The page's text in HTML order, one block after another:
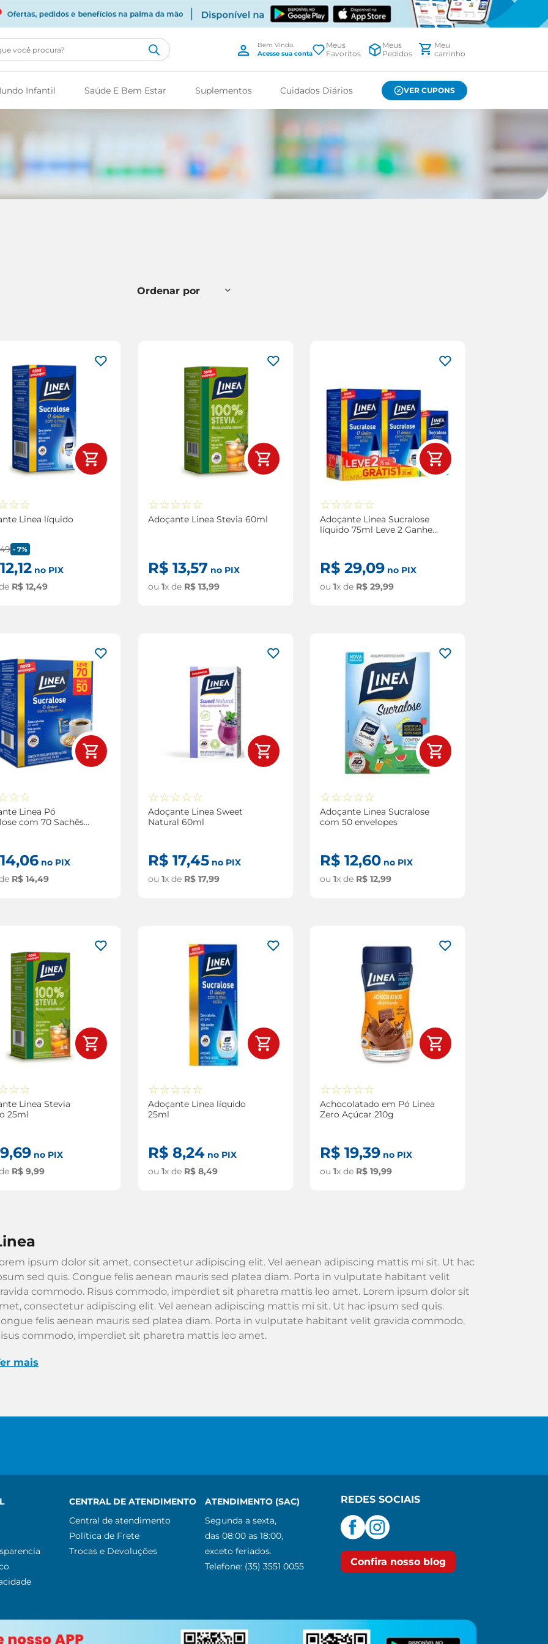
procura?
Meus
Favoritos
Meus
Pedidos
Infantil Saúde E Bem Estar Suplementos Cuidados Diários VER CUPONS
☆☆
Linea líquido
49 -7%
12,12 no PIX
R$ 12,49
☆☆☆☆☆
Adoçante Linea Stevia 60ml
R$ 13,57 no PIX
ou 1x de R$ 13,99
☆☆☆☆☆
Adoçante Linea Sucralose
líquido 75ml Leve 2 Ganhe
R$ 29,09no PIX
ou 1x de R$ 29,99
☆☆
Linea Pó
com 70 Sachês
14,06 no PIX
R$ 14,49
☆☆☆☆☆
Adoçante Linea Sweet
Natural 60ml
R$ 17,45no PIX
ou 1x de R$ 17,99
☆☆☆☆☆
Adoçante Linea Sucralose
com 50 envelopes
R$ 12,60no PIX
ou 1x de R$ 12,99
☆☆
Linea Stevia
25ml
9,69 no PIX
R$ 9,99
☆☆☆☆☆
Adoçante Linea líquido
25ml
R$ 8,24no PIX
ou 1x de R$ 8,49
☆☆☆☆☆
Achocolatado em Pó Linea
Zero Açúcar 210g
R$ 19,39no PIX
ou 1x de R$ 19,99
linea
ipsum dolor sit amet, consectetur adipiscing elit. Vel aenean adipiscing mattis mi sit. Ut hac
sed quis. Congue felis aenean mauris sed platea diam. Porta in vulputate habitant velit
commodo. Risus commodo, imperdiet sit pharetra mattis leo amet. Lorem ipsum dolor sit
consectetur adipiscing elit. Vel aenean adipiscing mattis mi sit. Ut hac ipsum sed quis.
felis aenean mauris sed platea diam. Porta in vulputate habitant velit gravida commodo.
commodo, imperdiet sit pharetra mattis leo amet.
mais
CENTRAL DE ATENDIMENTO
Central de atendimento
Política de Frete
Trocas e Devoluções
ATENDIMENTO (SAC)
Segunda a sexta,
das 08:00 as 18:00,
exceto feriados.
Telefone: (35) 3551 0055
REDES SOCIAIS
Confira nosso blog